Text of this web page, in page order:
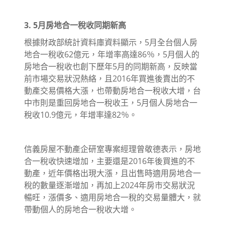
3. 5月房地合一稅收同期新高
根據財政部統計資料庫資料顯示，5月全台個人房
地合一稅收62億元，年增率高達86％，5月個人的
房地合一稅收也創下歷年5月的同期新高，反映當
前市場交易狀況熱絡，且2016年買進後賣出的不
動產交易價格大漲，也帶動房地合一稅收大增，台
中市則是重回房地合一稅收王，5月個人房地合一
稅收10.9億元，年增率達82％。
信義房屋不動產企研室專案經理曾敬德表示，房地
合一稅收快速增加，主要還是2016年後買進的不
動產，近年價格出現大漲，且出售時適用房地合一
稅的數量逐漸增加，再加上2024年房市交易狀況
暢旺，漲價多、適用房地合一稅的交易量體大，就
帶動個人的房地合一稅收大增。